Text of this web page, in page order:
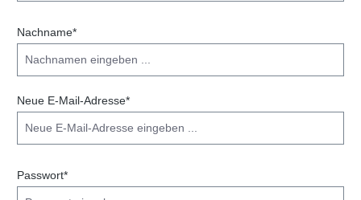
Nachname*
Neue E-Mail-Adresse*
Passwort*